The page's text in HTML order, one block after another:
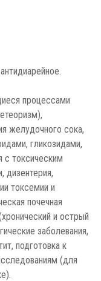
процессами
желудочного сока,
гликозидами,
с токсическим
токсемии и
почечная
и острый
заболевания,
подготовка к
(для